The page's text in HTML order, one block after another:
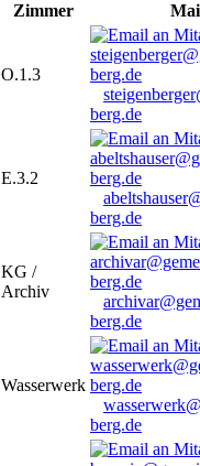
Zimmer
O.1.3
berg.de
E.3.2
berg.de
KG /
Archiv
berg.de
Wasserwerk
berg.de